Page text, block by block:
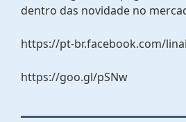
dentro das novidade no
https://pt-br.facebook.com/
https://goo.gl/pSNw